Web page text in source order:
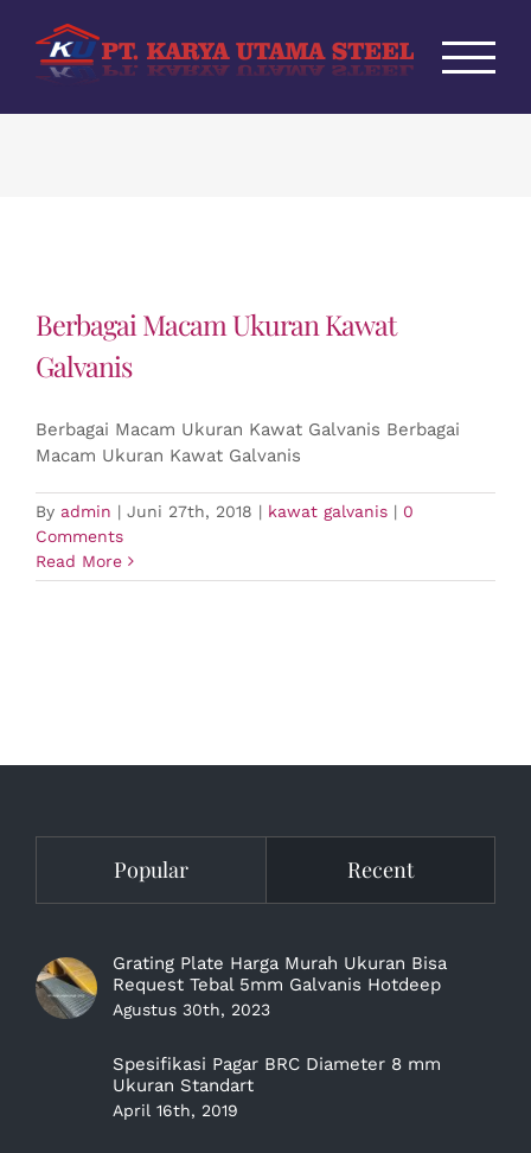
content
Berbagai Macam Ukuran Kawat
Galvanis
Berbagai Macam Ukuran Kawat Galvanis Berbagai
Macam Ukuran Kawat Galvanis
By admin | Juni 27th, 2018 | kawat galvanis | 0
Comments
Read More
Popular Recent
Grating Plate Harga Murah Ukuran Bisa
Request Tebal 5mm Galvanis Hotdeep
Agustus 30th, 2023
Spesifikasi Pagar BRC Diameter 8 mm
Ukuran Standart
April 16th, 2019